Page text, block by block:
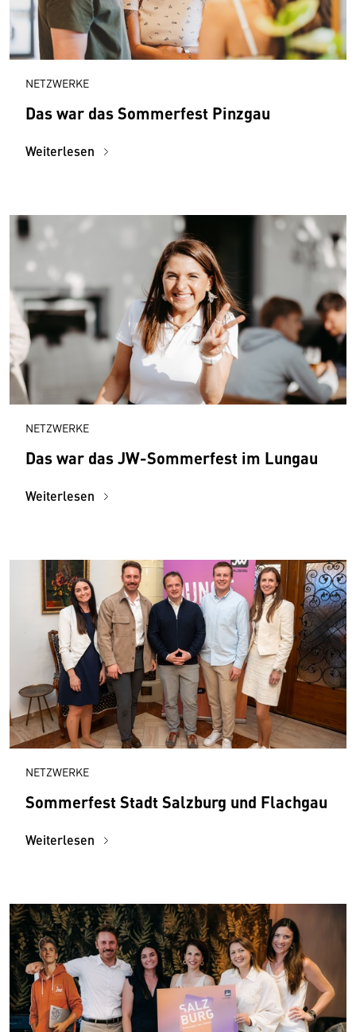
NETZWERKE
Das war das Sommerfest Pinzgau
Weiterlesen
NETZWERKE
Das war das JW-Sommerfest im Lungau
Weiterlesen
NETZWERKE
Sommerfest Stadt Salzburg und Flachgau
Weiterlesen